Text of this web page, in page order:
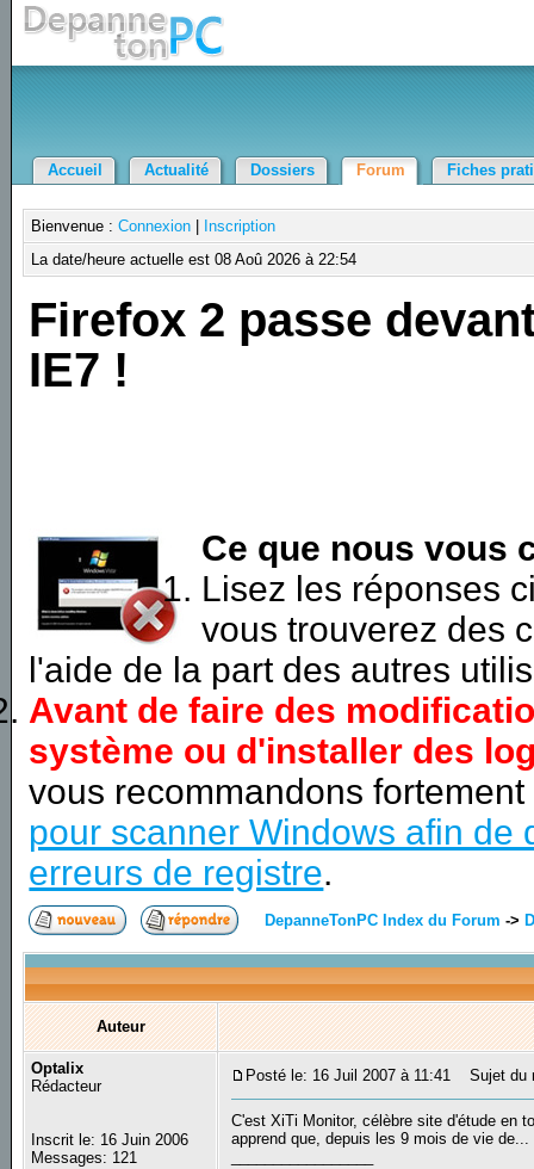
Accueil Actualité Dossiers Forum Fiches
Bienvenue :Connexion
Inscription
La date/heure actuelle est 08 Aoû 2026 à 22:54
Firefox 2 passe
IE7 !
Ce que nous vous
Lisez les réponses
vous trouverez des
l'aide de la part des autres
Avant de faire des
système ou d'installer des
vous recommandons
pour scanner Windows afin de
erreurs de registre.
DepanneTonPC Index du Forum ->
Auteur
Optalix
Rédacteur
Inscrit le: 16 Juin 2006
Messages: 121
Posté le: 16 Juil 2007 à 11:41 Sujet du
C'est XiTi Monitor, célèbre site d'étude en
apprend que, depuis les 9 mois de vie de...